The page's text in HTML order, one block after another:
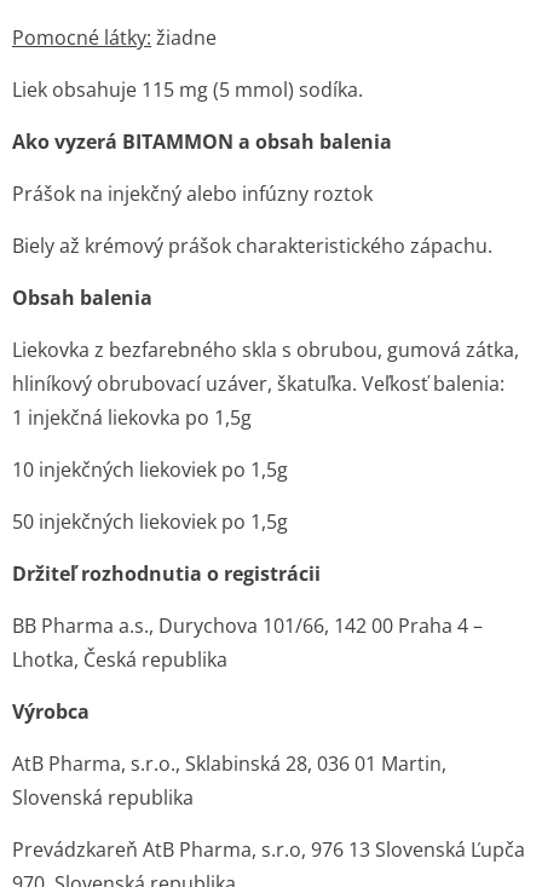
Pomocné látky: žiadne
Liek obsahuje 115 mg (5 mmol) sodíka.
Ako vyzerá BITAMMON a obsah balenia
Prášok na injekčný alebo infúzny roztok
Biely až krémový prášok charakteristického zápachu.
Obsah balenia
Liekovka z bezfarebného skla s obrubou, gumová zátka,
hliníkový obrubovací uzáver, škatuľka. Veľkosť balenia:
1 injekčná liekovka po 1,5g
10 injekčných liekoviek po 1,5g
50 injekčných liekoviek po 1,5g
Držiteľ rozhodnutia o registrácii
BB Pharma a.s., Durychova 101/66, 142 00 Praha 4 –
Lhotka, Česká republika
Výrobca
AtB Pharma, s.r.o., Sklabinská 28, 036 01 Martin,
Slovenská republika
Prevádzkareň AtB Pharma, s.r.o, 976 13 Slovenská Ľupča